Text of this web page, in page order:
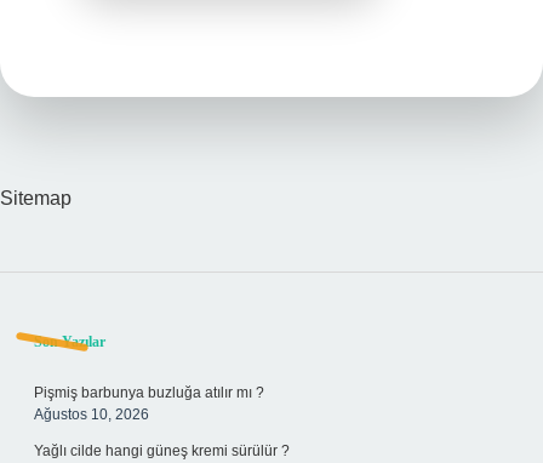
Sitemap
Sidebar
Son Yazılar
Pişmiş barbunya buzluğa atılır mı ?
Ağustos 10, 2026
Yağlı cilde hangi güneş kremi sürülür ?